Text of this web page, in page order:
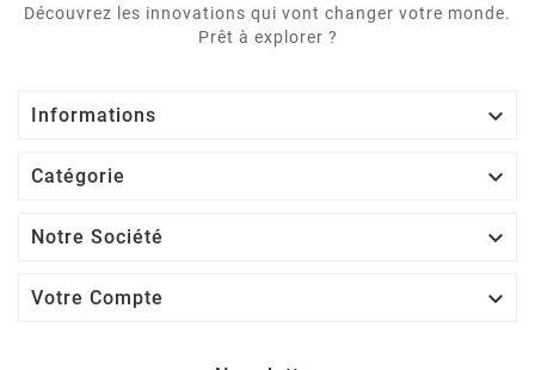
Découvrez les innovations qui vont changer votre monde.
Prêt à explorer ?
Informations 
Catégorie 
Notre Société 
Votre Compte 